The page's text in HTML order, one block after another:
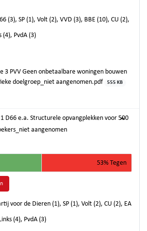
(3), SP (1), Volt (2), VVD (3), BBE (10), CU (2),
(4), PvdA (3)
3 PVV Geen onbetaalbare woningen bouwen
doelgroep_niet aangenomen.pdf
555 KB
D66 e.a. Structurele opvangplekken voor 500
aangenomen
53% Tegen
voor de Dieren (1), SP (1), Volt (2), CU (2), EA
(4), PvdA (3)